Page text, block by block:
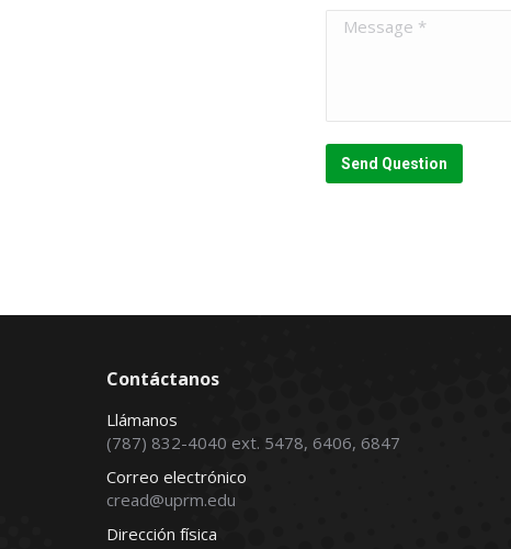
Message *
Send Question
Contáctanos
Llámanos
(787) 832-4040 ext. 5478, 6406, 6847
Correo electrónico
cread@uprm.edu
Dirección física